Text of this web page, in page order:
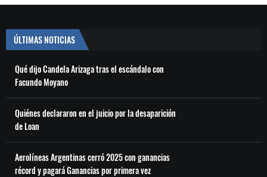
ÚLTIMAS NOTICIAS
Qué dijo Candela Arizaga tras el escándalo con
Facundo Moyano
Quiénes declararon en el juicio por la desaparición
de Loan
Aerolíneas Argentinas cerró 2025 con ganancias
récord y pagará Ganancias por primera vez